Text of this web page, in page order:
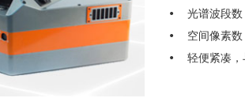
• 光谱波段数
• 空间像素数
• 轻便紧凑，
及地热领域勘探人员，在大面积、偏
a multi-temporal airborne imaging
from hyperspectral imagery.Occasional
using hyperspectral imaging.Journal of New